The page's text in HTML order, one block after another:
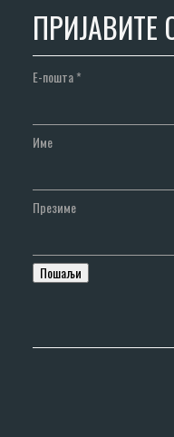
ПРИЈАВИТЕ
Е-пошта*
Име
Презиме